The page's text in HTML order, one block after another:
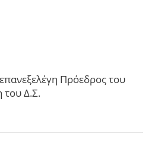
Πρόεδρος του
του Δ.Σ.